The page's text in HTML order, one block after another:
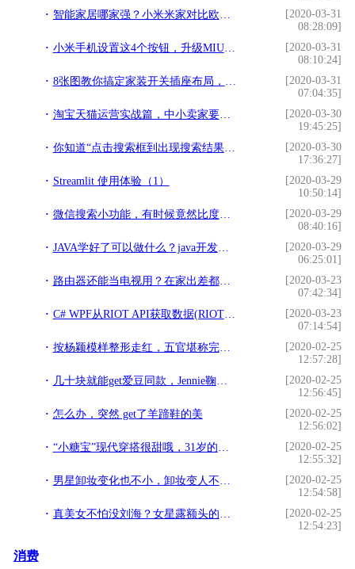
智能家居哪家强？小米米家对比欧瑞博、紫光物联
[2020-03-31
08:28:09]
小米手机设置这4个按钮，升级MIUI11后！电量就能多用几小时
[2020-03-31
08:10:24]
8张图教你搞定家装开关插座布局，前期规划好，入住不后悔
[2020-03-31
07:04:35]
淘宝天猫运营实战篇，中小卖家要从单纯的卖货，转向更深度的服务
[2020-03-30
19:45:25]
你知道“点击搜索框到出现搜索结果”背后的故事吗？
[2020-03-30
17:36:27]
Streamlit 使用体验（1）
[2020-03-29
10:50:14]
微信搜索小功能，有时候竟然比度娘还好用
[2020-03-29
08:40:16]
JAVA学好了可以做什么？java开发的七个工作方向
[2020-03-29
06:25:01]
路由器还能当电视用？在家出差都能用，爱奇艺电视果4G评测
[2020-03-23
07:42:34]
C# WPF从RIOT API获取数据(RIOT代表作品《英雄联盟》)
[2020-03-23
07:14:54]
按杨颖模样整形走红，五官堪称完美，31岁潘南奎活得像20出头少女
[2020-02-25
12:57:28]
几十块就能get爱豆同款，Jennie鞠婧祎都在戴，最便宜只要几毛钱
[2020-02-25
12:56:45]
怎么办，突然 get了羊蹄鞋的美
[2020-02-25
12:56:02]
“小糖宝”现代穿搭很甜哦，31岁的安悦溪年轻得像18岁少女，超美
[2020-02-25
12:55:32]
男星卸妆变化也不小，卸妆变人不是女人的专利
[2020-02-25
12:54:58]
真美女不怕没刘海？女星露额头的古装发型，谁好看？
[2020-02-25
12:54:23]
消费